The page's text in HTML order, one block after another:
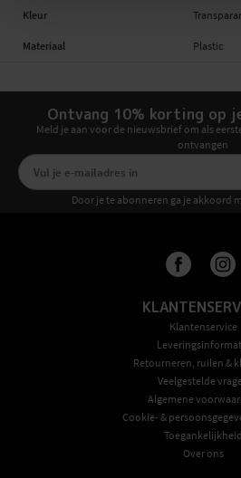
Kleur
Materiaal Plastic
Ontvang 10% korting op
Meld je aan voor de nieuwsbrief om als
ontvangen
Door je te abonneren ga je akkoord
Klantenservice
Retourneren, ruilen &
Veelgestelde
Algemene
Cookie- &
Toegankelijkheid
Over ons